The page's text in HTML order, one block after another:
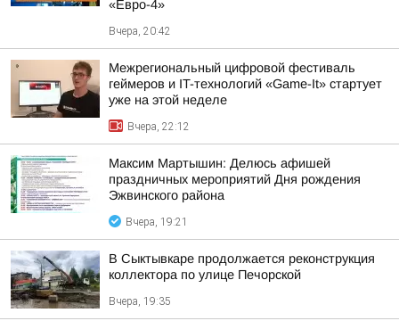
«Евро-4»
Вчера, 20:42
Межрегиональный цифровой фестиваль
геймеров и IT-технологий «Game-It» стартует
уже на этой неделе
Вчера, 22:12
Максим Мартышин: Делюсь афишей
праздничных мероприятий Дня рождения
Эжвинского района
Вчера, 19:21
В Сыктывкаре продолжается реконструкция
коллектора по улице Печорской
Вчера, 19:35